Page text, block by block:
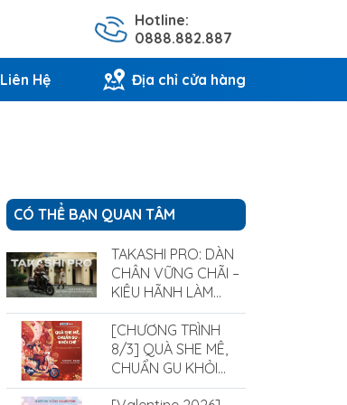
Hotline:
0888.882.887
Liên Hệ Địa chỉ cửa hàng
CÓ THỂ BẠN QUAN TÂM
TAKASHI PRO: DÀN
CHÂN VỮNG CHÃI –
KIÊU HÃNH LÀM
CHỦ MỌI ĐỊA HÌNH
[CHƯƠNG TRÌNH
8/3] QUÀ SHE MÊ,
CHUẨN GU KHỎI
CHÊ CÙNG XE ĐIỆN